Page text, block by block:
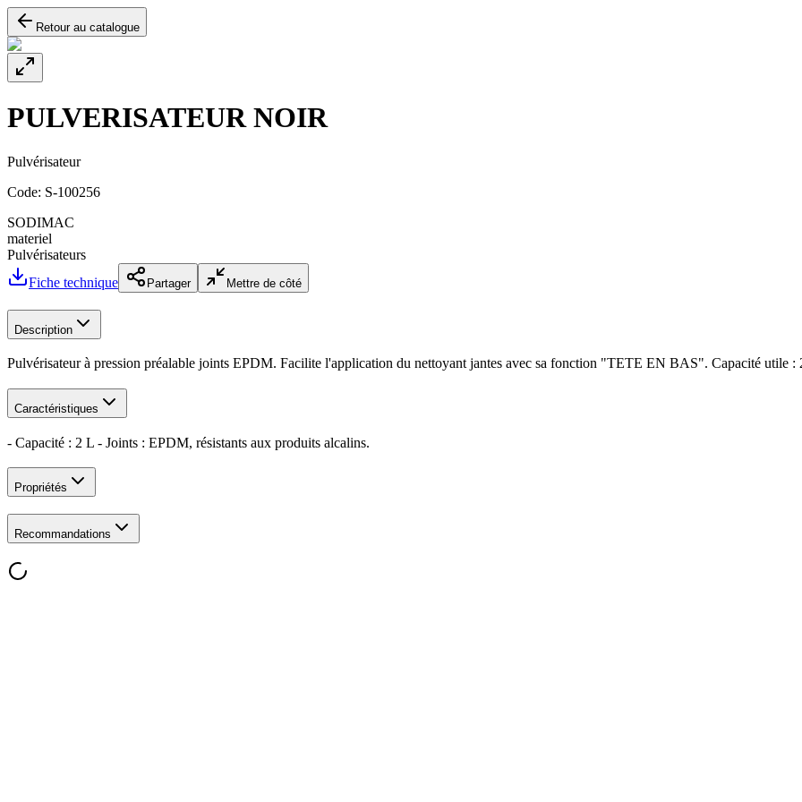
Retour au catalogue
PULVERISATEUR NOIR
Pulvérisateur
Code: S-100256
SODIMAC
materiel
Pulvérisateurs
Fiche technique
Partager Mettre de côté
Description
Pulvérisateur à pression préalable joints EPDM. Facilite l'application du nettoyant jantes avec sa fonction "TETE EN BAS". Capacité utile :
Caractéristiques
- Capacité : 2 L - Joints : EPDM, résistants aux produits alcalins.
Propriétés
Recommandations